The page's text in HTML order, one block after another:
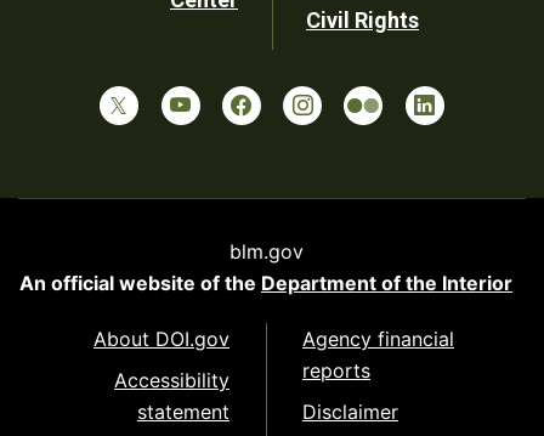
Civil Rights
blm.gov
An official website of the Department of the Interior
About DOI.gov
Accessibility
statement
Agency financial
reports
Disclaimer